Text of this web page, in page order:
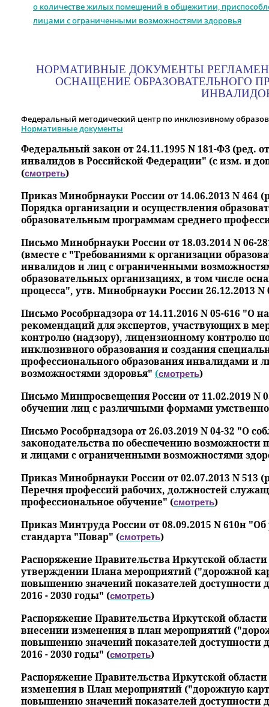
о количестве жилых помещений в общежитии,
лицами с ограниченными возможностями здоровья
НОРМАТИВНЫЕ ДОКУМЕНТЫ
ОСНАЩЕНИЕ ОБРАЗОВАТЕЛЬНОГО
Федеральный методический центр по инклюзивному
Нормативные документы
Федеральный закон от 24.11.1995 N 181-ФЗ (ред.
инвалидов в Российской Федерации" (с изм. и
(смотреть)
Приказ Минобрнауки России от 14.06.2013 N 464
Порядка организации и осуществления
образовательным программам среднего
Письмо Минобрнауки России от 18.03.2014 N 06-
(вместе с "Требованиями к организации
инвалидов и лиц с ограниченными
образовательных организациях, в том числе
процесса", утв. Минобрнауки России 26.12.2013 N
Письмо Рособрнадзора от 14.11.2016 N 05-616 "О
рекомендаций для экспертов, участвующих в
контролю (надзору), лицензионному контролю
инклюзивного образования и создания
профессионального образования инвалидами и
возможностями здоровья" (смотреть)
Письмо Минпросвещения России от 11.02.2019 N
обучении лиц с различными формами
Письмо Рособрнадзора от 26.03.2019 N 04-32 "О
законодательства по обеспечению
и лицами с ограниченными возможностями
Приказ Минобрнауки России от 02.07.2013 N 513
Перечня профессий рабочих, должностей
профессиональное обучение" (смотреть)
Приказ Минтруда России от 08.09.2015 N 610н
стандарта "Повар" (смотреть)
Распоряжение Правительства Иркутской области
утверждении Плана мероприятий ("дорожной
повышению значений показателей доступности
2016 - 2030 годы" (смотреть)
Распоряжение Правительства Иркутской
внесении изменения в план мероприятий
повышению значений показателей доступности
2016 - 2030 годы" (смотреть)
Распоряжение Правительства Иркутской
изменения в План мероприятий ("дорожную
повышению значений показателей доступности